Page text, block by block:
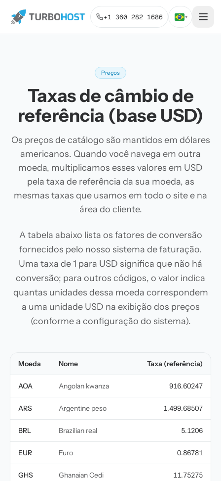
+1 360 282 1686 ▾
Preços
Taxas de câmbio de
referência (base USD)
Os preços de catálogo são mantidos em dólares
americanos. Quando você navega em outra
moeda, multiplicamos esses valores em USD
pela taxa de referência da sua moeda, as
mesmas taxas que usamos em todo o site e na
área do cliente.
A tabela abaixo lista os fatores de conversão
fornecidos pelo nosso sistema de faturação.
Uma taxa de 1 para USD significa que não há
conversão; para outros códigos, o valor indica
quantas unidades dessa moeda correspondem
a uma unidade USD na exibição dos preços
(conforme a configuração do sistema).
Moeda Nome Taxa (referência)
AOA Angolan kwanza 916.60247
ARS Argentine peso 1,499.68507
BRL Brazilian real 5.1206
EUR Euro 0.86781
GHS Ghanaian Cedi 11.75275